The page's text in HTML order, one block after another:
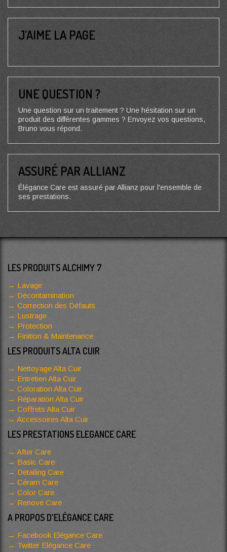
J’AIME LA PAGE
UNE QUESTION ?
Une question sur un traitement ? Une hésitation sur un
produit des différentes gammes ? Envoyez vos questions,
Bruno vous répond.
ASSURÉ PAR ALLIANZ
Élégance Care est assuré par Allianz pour l'ensemble de
ses prestations.
LES PRODUITS ALCHIMY 7
Lavage
Décontamination
Correction des Défauts
Lustrage
Protection
Finition & Maintenance
LES PRODUITS ALTA CUIR
Nettoyage Alta Cuir
Entretien Alta Cuir
Coloration Alta Cuir
Réparation Alta Cuir
Coffrets Alta Cuir
Accessoires Alta Cuir
LES PRESTATIONS ELEGANCE CARE
After Care
Basic Care
Detailing Care
Céram Care
Color Care
Renove Care
A PROPOS D'ELÉGANCE CARE
Facebook Elégance Care
Twitter Elégance Care